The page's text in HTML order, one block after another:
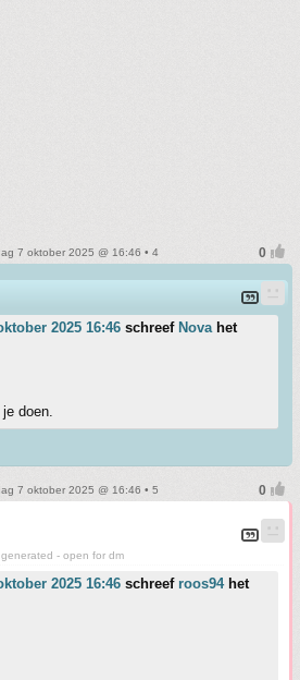
7 oktober 2025 @ 16:46 • 4
2025 16:46 schreef Novahet
doen.
7 oktober 2025 @ 16:46 • 5
- open for dm
2025 16:46 schreef roos94het